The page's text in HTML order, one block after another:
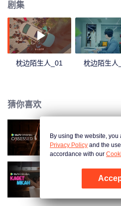
剧集
枕边陌生人_01 枕边陌生人
猜你喜欢
沉溺
欢喜冤家
By using the website,
Privacy Policy and the
accordance with our